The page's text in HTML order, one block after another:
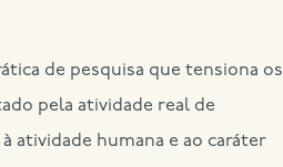
de pesquisa que tensiona os
pela atividade real de
atividade humana e ao caráter